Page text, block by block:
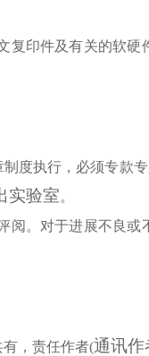
印件及有关的软
度执行，必须专款
实验室。
。对于进展不良
，责任作者(通讯作